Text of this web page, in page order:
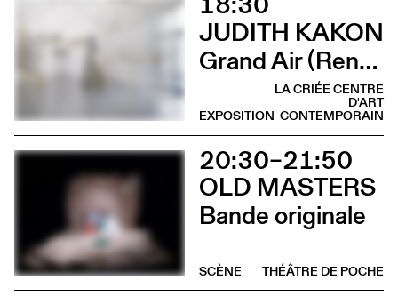
JUDITH KAKON
Grand Air (Rencontre avec Judith Kakon et les commissaires de l’exposition)
LA CRIÉE CENTRE
D'ART
CONTEMPORAIN
EXPOSITION
20:30–21:50
OLD MASTERS
Bande originale
THÉÂTRE DE POCHE
SCÈNE